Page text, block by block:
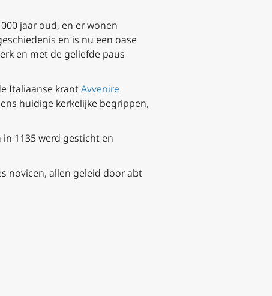
jaar oud, en er wonen
en is nu een oase
en met de geliefde paus
Italiaanse krantAvvenire
huidige kerkelijke begrippen,
1135 werd gesticht en
novicen, allen geleid door abt